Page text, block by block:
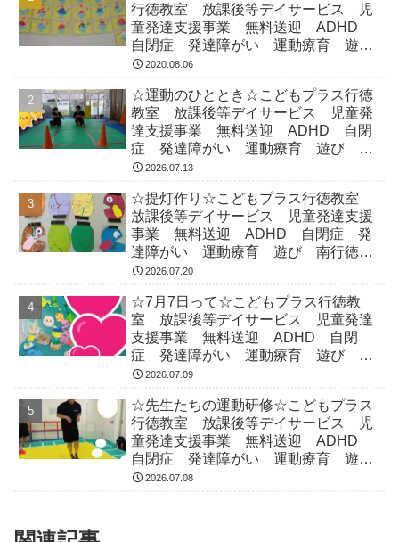
行徳教室 放課後等デイサービス 児
童発達支援事業 無料送迎 ADHD
自閉症 発達障がい 運動療育 遊
び 南行徳 市川市 浦安市
2020.08.06
☆運動のひととき☆こどもプラス行徳
教室 放課後等デイサービス 児童発
達支援事業 無料送迎 ADHD 自閉
症 発達障がい 運動療育 遊び 南
行徳 市川市 浦安市
2026.07.13
☆提灯作り☆こどもプラス行徳教室
放課後等デイサービス 児童発達支援
事業 無料送迎 ADHD 自閉症 発
達障がい 運動療育 遊び 南行徳
市川市 浦安市
2026.07.20
☆7月7日って☆こどもプラス行徳教
室 放課後等デイサービス 児童発達
支援事業 無料送迎 ADHD 自閉
症 発達障がい 運動療育 遊び 南
行徳 市川市 浦安市
2026.07.09
☆先生たちの運動研修☆こどもプラス
行徳教室 放課後等デイサービス 児
童発達支援事業 無料送迎 ADHD
自閉症 発達障がい 運動療育 遊
び 南行徳 市川市 浦安市
2026.07.08